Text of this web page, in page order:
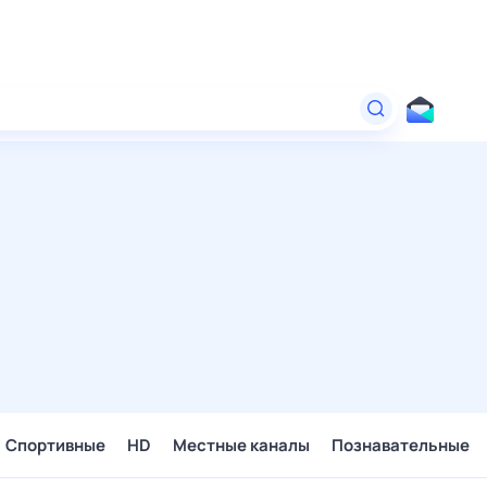
Спортивные HD Местные каналы Познавательные